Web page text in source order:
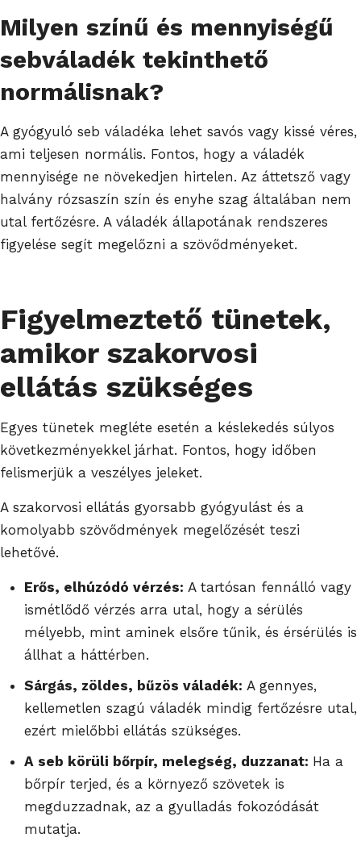
Milyen színű és mennyiségű
sebváladék tekinthető
normálisnak?
A gyógyuló seb váladéka lehet savós vagy kissé véres,
ami teljesen normális. Fontos, hogy a váladék
mennyisége ne növekedjen hirtelen. Az áttetsző vagy
halvány rózsaszín szín és enyhe szag általában nem
utal fertőzésre. A váladék állapotának rendszeres
figyelése segít megelőzni a szövődményeket.
Figyelmeztető tünetek,
amikor szakorvosi
ellátás szükséges
Egyes tünetek megléte esetén a késlekedés súlyos
következményekkel járhat. Fontos, hogy időben
felismerjük a veszélyes jeleket.
A szakorvosi ellátás gyorsabb gyógyulást és a
komolyabb szövődmények megelőzését teszi
lehetővé.
Erős, elhúzódó vérzés: A tartósan fennálló vagy
ismétlődő vérzés arra utal, hogy a sérülés
mélyebb, mint aminek elsőre tűnik, és érsérülés is
állhat a háttérben.
Sárgás, zöldes, bűzös váladék: A gennyes,
kellemetlen szagú váladék mindig fertőzésre utal,
ezért mielőbbi ellátás szükséges.
A seb körüli bőrpír, melegség, duzzanat: Ha a
bőrpír terjed, és a környező szövetek is
megduzzadnak, az a gyulladás fokozódását
mutatja.